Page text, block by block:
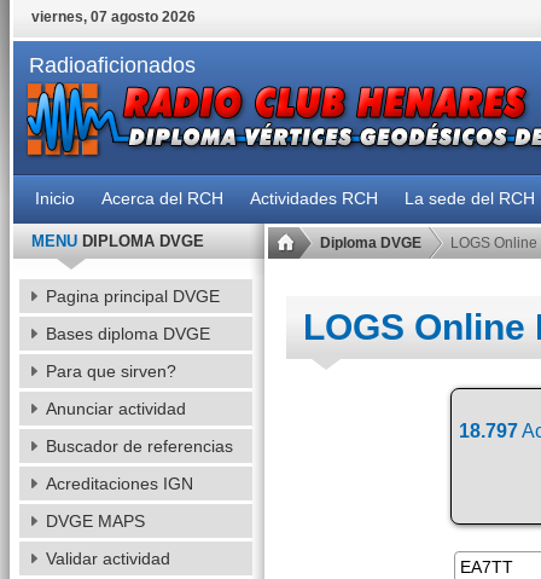
viernes, 07 agosto 2026
Radioaficionados
Inicio Acerca del RCH Actividades RCH La sede del RCH
Diploma DVGE LOGS Online
LOGS Online
18.797
MENUDIPLOMA DVGE
Pagina principal DVGE
Bases diploma DVGE
Para que sirven?
Anunciar actividad
Buscador de referencias
Acreditaciones IGN
DVGE MAPS
Validar actividad